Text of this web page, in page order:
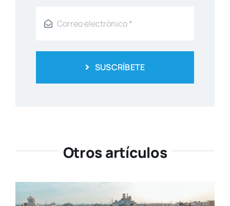
SUSCRÍBETE
Otros artículos